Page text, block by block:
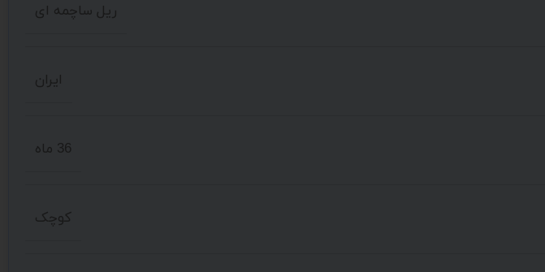
ریل ساچمه ای
ایران
36 ماه
کوچک